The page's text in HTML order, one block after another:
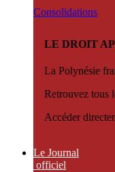
Consolidations
LE DROIT
La Polynésie
Retrouvez tous
Accéder
Le Journal
officiel